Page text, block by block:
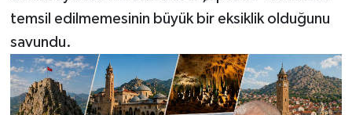
temsil edilmemesinin büyük bir eksiklik olduğunu
savundu.